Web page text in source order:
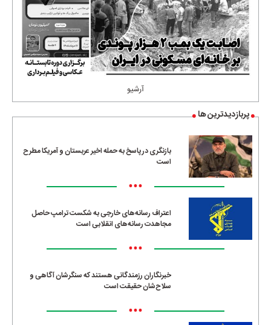
آرشیو
پربازدیدترین ها
بازنگری در پاسخ به حمله اخیر عربستان و آمریکا مطرح
است
•••
اعتراف رسانه‌های خارجی به شکست ترامپ حاصل
مجاهدت رسانه‌های انقلابی است
•••
خبرنگاران رزمندگانی هستند که سنگرشان آگاهی و
سلاح‌شان حقیقت است
•••